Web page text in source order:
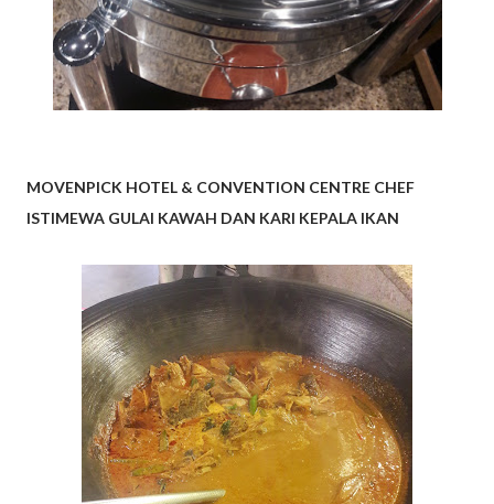
MOVENPICK HOTEL & CONVENTION CENTRE CHEF
ISTIMEWA GULAI KAWAH DAN KARI KEPALA IKAN